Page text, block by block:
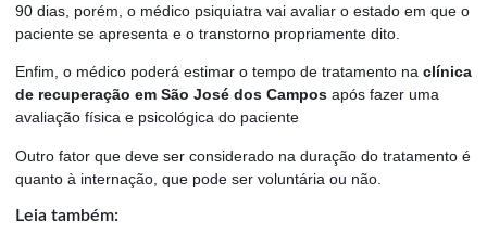
90 dias, porém, o médico psiquiatra vai avaliar o estado em que o
paciente se apresenta e o transtorno propriamente dito.
Enfim, o médico poderá estimar o tempo de tratamento na clínica
de recuperação em São José dos Campos após fazer uma
avaliação física e psicológica do paciente
Outro fator que deve ser considerado na duração do tratamento é
quanto à internação, que pode ser voluntária ou não.
Leia também: